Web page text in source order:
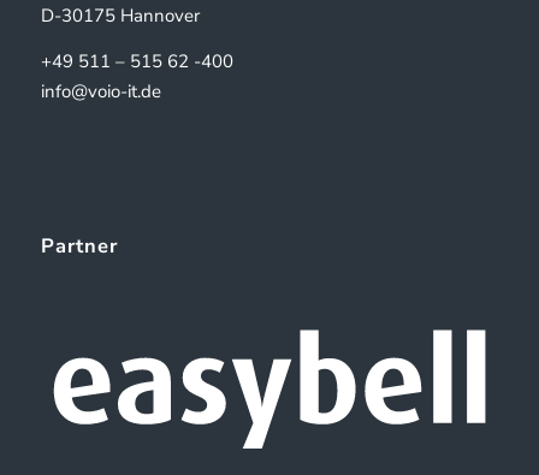
D-30175 Hannover
+49 511 – 515 62 -400
info@voio-it.de
Partner